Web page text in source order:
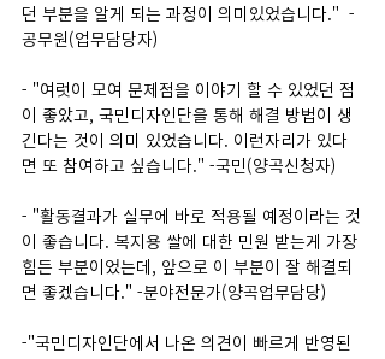
던 부분을 알게 되는 과정이 의미있었습니다."  -
공무원(업무담당자)
- "여럿이 모여 문제점을 이야기 할 수 있었던 점
이 좋았고, 국민디자인단을 통해 해결 방법이 생
긴다는 것이 의미 있었습니다. 이런자리가 있다
면 또 참여하고 싶습니다." -국민(양곡신청자)
- "활동결과가 실무에 바로 적용될 예정이라는 것
이 좋습니다. 복지용 쌀에 대한 민원 받는게 가장
힘든 부분이었는데, 앞으로 이 부분이 잘 해결되
면 좋겠습니다." -분야전문가(양곡업무담당)
-"국민디자인단에서 나온 의견이 빠르게 반영된